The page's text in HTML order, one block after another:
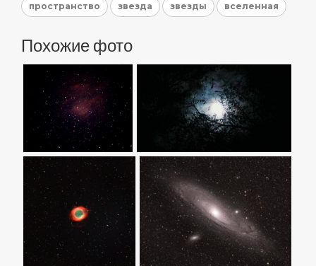
пространство звезда звезды вселенная
Похожие фото